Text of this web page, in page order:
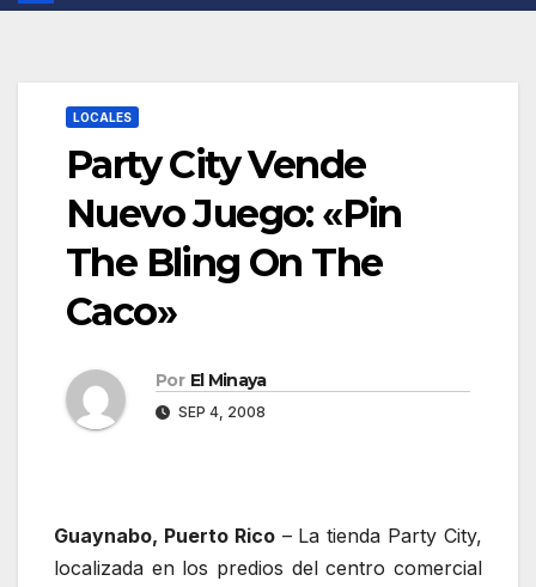
LOCALES
Party City Vende
Nuevo Juego: «Pin
The Bling On The
Caco»
Por El Minaya
SEP 4, 2008
Guaynabo, Puerto Rico– La tienda Party City,
localizada en los predios del centro comercial